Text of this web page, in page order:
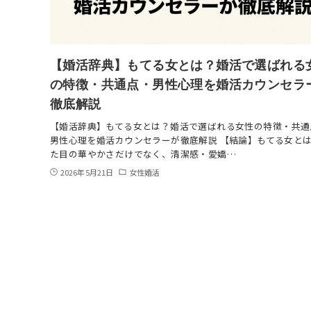
【婚活辞典】もてる女とは？婚活で選ばれる
の特徴・共通点・男性心理を婚活カウンセラ
徹底解説
【婚活辞典】もてる女とは？婚活で選ばれる女性の特徴・共通
男性心理を婚活カウンセラーが徹底解説 【結論】もてる女と
た目の華やかさだけでなく、清潔感・愛嬌…
2026年5月21日 女性婚活